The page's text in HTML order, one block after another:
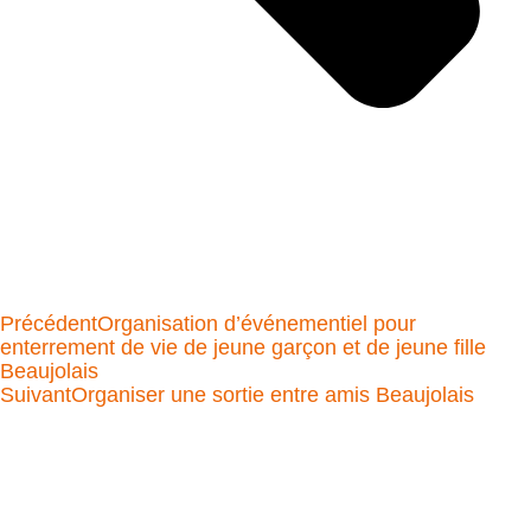
PrécédentOrganisation d’événementiel pour
enterrement de vie de jeune garçon et de jeune fille
Beaujolais
SuivantOrganiser une sortie entre amis Beaujolais